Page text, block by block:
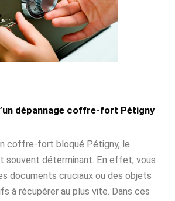
dépannage coffre-fort Pétigny
coffre-fort bloqué Pétigny, le
souvent déterminant. En effet, vous
documents cruciaux ou des objets
à récupérer au plus vite. Dans ces